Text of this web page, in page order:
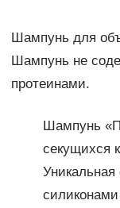
Шампунь для
Шампунь не
протеинами.
Шампунь
секущихся